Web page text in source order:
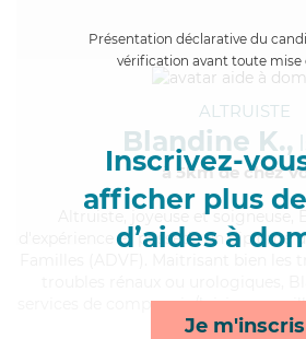
Présentation déclarative du
vérification avant toute mise
Inscrivez-
afficher plus
d’aides à
Je m'inscris
ALTRUISTE
Blandine K.,
à 5km de chez
, joyeuse et soigneuse,
d'expérience et possède un diplôme
services de compagnie/loisirs,
et courses/